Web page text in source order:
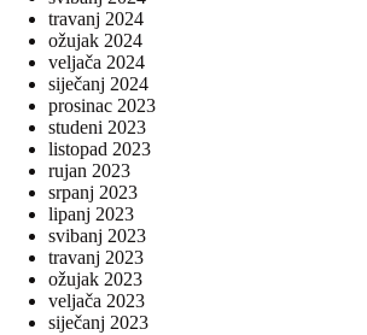
travanj 2024
ožujak 2024
veljača 2024
siječanj 2024
prosinac 2023
studeni 2023
listopad 2023
rujan 2023
srpanj 2023
lipanj 2023
svibanj 2023
travanj 2023
ožujak 2023
veljača 2023
siječanj 2023